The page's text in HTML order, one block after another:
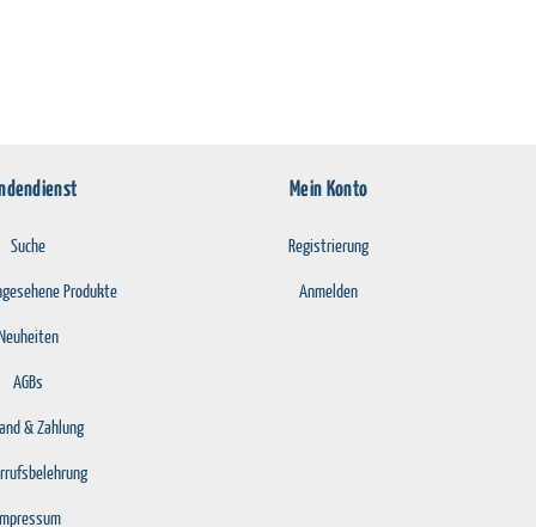
Suche
Produkte
AGBs
& Zahlung
Mein Konto
Registrierung
Anmelden